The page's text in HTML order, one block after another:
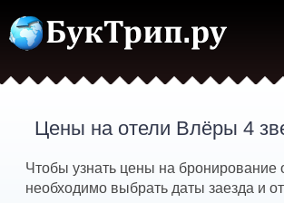
Цены на отели Влёры 4
Чтобы узнать цены на
необходимо выбрать даты заезда и